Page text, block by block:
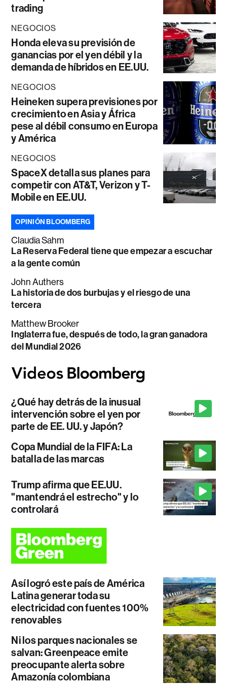
trading
NEGOCIOS
Honda eleva su previsión de
ganancias por el yen débil y la
demanda de híbridos en EE.UU.
NEGOCIOS
Heineken supera previsiones por
crecimiento en Asia y África
pese al débil consumo en Europa
y América
NEGOCIOS
SpaceX detalla sus planes para
competir con AT&T, Verizon y T-
Mobile en EE.UU.
OPINIÓN BLOOMBERG
Claudia Sahm
La Reserva Federal tiene que empezar a escuchar
a la gente común
John Authers
La historia de dos burbujas y el riesgo de una
tercera
Matthew Brooker
Inglaterra fue, después de todo, la gran ganadora
del Mundial 2026
¿Qué hay detrás de la inusual
intervención sobre el yen por
parte de EE. UU. y Japón?
Copa Mundial de la FIFA: La
batalla de las marcas
Trump afirma que EE.UU.
"mantendrá el estrecho" y lo
controlará
Así logró este país de América
Latina generar toda su
electricidad con fuentes 100%
renovables
Ni los parques nacionales se
salvan: Greenpeace emite
preocupante alerta sobre
Amazonía colombiana